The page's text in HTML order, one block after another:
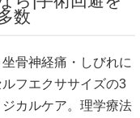
数
骨神経痛・しびれに
フエクササイズの3
カルケア。理学療法